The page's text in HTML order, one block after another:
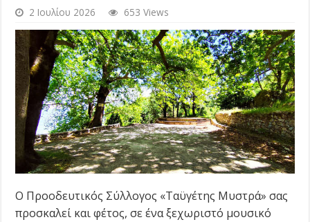
2 Ιουλίου 2026 653 Views
Ο Προοδευτικός Σύλλογος «Ταϋγέτης Μυστρά» σας
προσκαλεί και φέτος, σε ένα ξεχωριστό μουσικό